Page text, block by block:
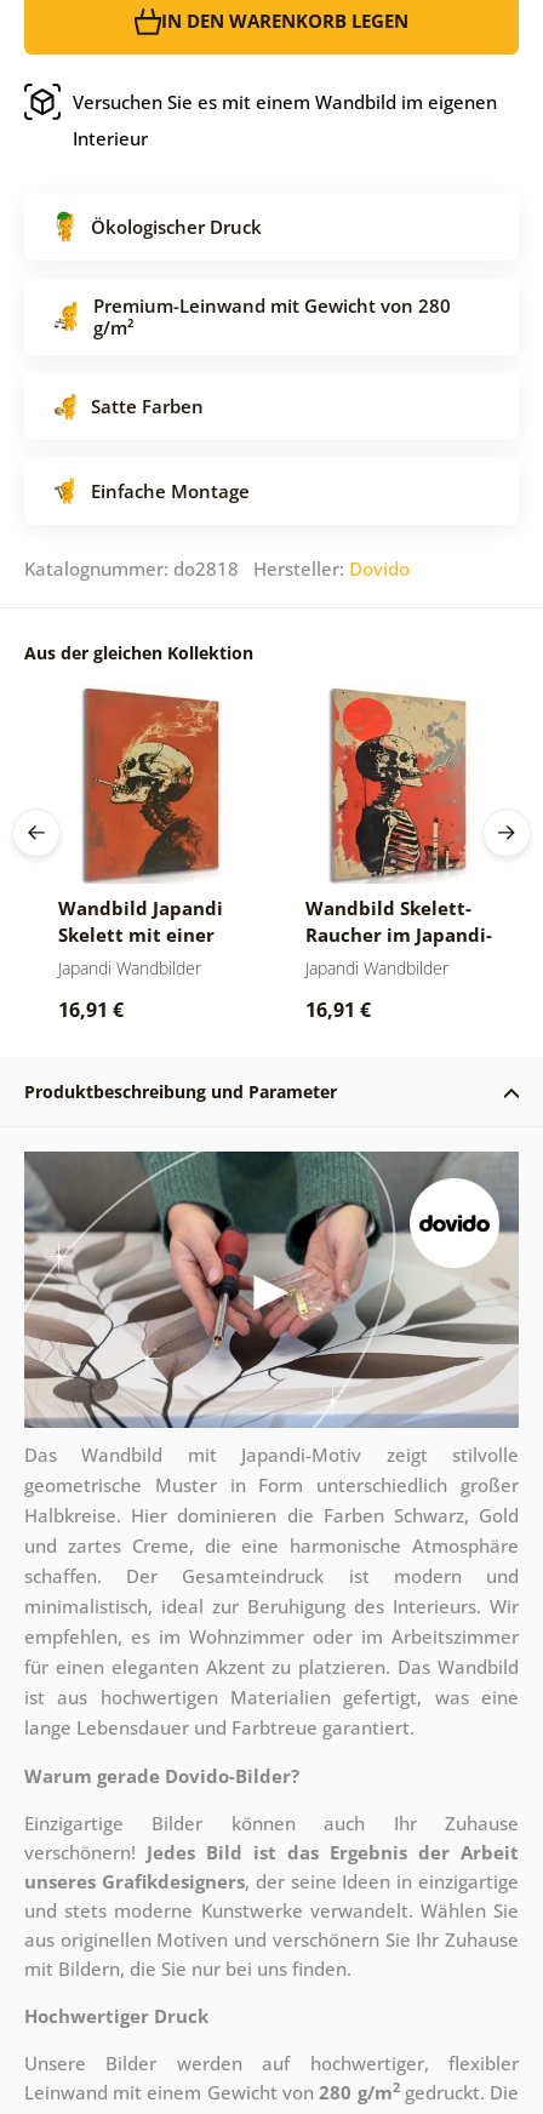
IN DEN WARENKORB LEGEN
Versuchen Sie es mit einem Wandbild im eigenen
Interieur
Ökologischer Druck
Premium-Leinwand mit Gewicht von 280
g/m²
Satte Farben
Einfache Montage
Katalognummer: do2818 Hersteller: Dovido
Aus der gleichen Kollektion
Wandbild Japandi
Skelett mit einer
Zigarette
Japandi Wandbilder
16,91 €
Wandbild Skelett-
Raucher im Japandi-
Stil
Japandi Wandbilder
16,91 €
Produktbeschreibung und Parameter
Das Wandbild mit Japandi-Motiv zeigt stilvolle
geometrische Muster in Form unterschiedlich großer
Halbkreise. Hier dominieren die Farben Schwarz, Gold
und zartes Creme, die eine harmonische Atmosphäre
schaffen. Der Gesamteindruck ist modern und
minimalistisch, ideal zur Beruhigung des Interieurs. Wir
empfehlen, es im Wohnzimmer oder im Arbeitszimmer
für einen eleganten Akzent zu platzieren. Das Wandbild
ist aus hochwertigen Materialien gefertigt, was eine
lange Lebensdauer und Farbtreue garantiert.
Warum gerade Dovido-Bilder?
Einzigartige Bilder können auch Ihr Zuhause
verschönern! Jedes Bild ist das Ergebnis der Arbeit
unseres Grafikdesigners, der seine Ideen in einzigartige
und stets moderne Kunstwerke verwandelt. Wählen Sie
aus originellen Motiven und verschönern Sie Ihr Zuhause
mit Bildern, die Sie nur bei uns finden.
Hochwertiger Druck
Unsere Bilder werden auf hochwertiger, flexibler
Leinwand mit einem Gewicht von280 g/m2gedruckt. Die